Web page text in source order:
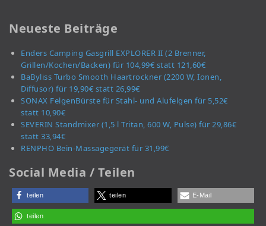
Neueste Beiträge
Enders Camping Gasgrill EXPLORER II (2 Brenner,
Grillen/Kochen/Backen) für 104,99€ statt 121,60€
BaByliss Turbo Smooth Haartrockner (2200 W, Ionen,
Diffusor) für 19,90€ statt 26,99€
SONAX FelgenBürste für Stahl- und Alufelgen für 5,52€
statt 10,90€
SEVERIN Standmixer (1,5 l Tritan, 600 W, Pulse) für 29,86€
statt 33,94€
RENPHO Bein-Massagegerät für 31,99€
Social Media / Teilen
teilen teilen E-Mail
teilen